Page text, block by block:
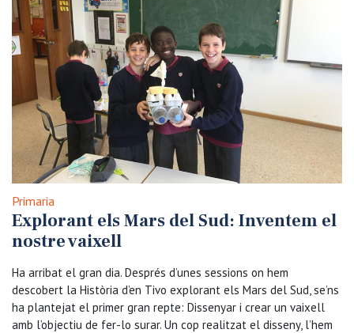
Primaria
Explorant els Mars del Sud: Inventem el
nostre vaixell
Ha arribat el gran dia. Després d’unes sessions on hem
descobert la Història d’en Tivo explorant els Mars del Sud, se’ns
ha plantejat el primer gran repte: Dissenyar i crear un vaixell
amb l’objectiu de fer-lo surar. Un cop realitzat el disseny, l’hem